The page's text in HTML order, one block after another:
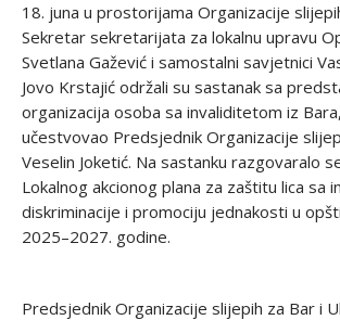
18. juna u prostorijama Organizacije
Sekretar sekretarijata za lokalnu upravu
Svetlana Gažević i samostalni savjetnici
Jovo Krstajić održali su sastanak sa
organizacija osoba sa invaliditetom iz
učestvovao Predsjednik Organizacije
Veselin Joketić. Na sastanku razgovaralo
Lokalnog akcionog plana za zaštitu lica sa
diskriminacije i promociju jednakosti u
2025–2027. godine.
Predsjednik Organizacije slijepih za Bar i